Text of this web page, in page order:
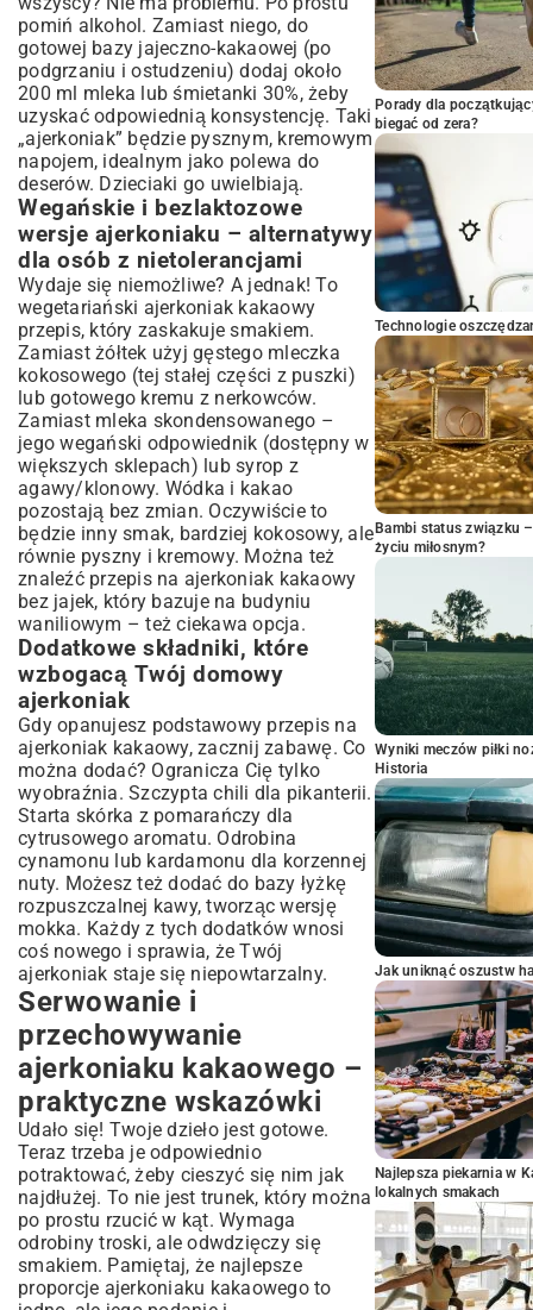
pomiń alkohol. Zamiast niego, do
gotowej bazy jajeczno-kakaowej (po
podgrzaniu i ostudzeniu) dodaj około
200 ml mleka lub śmietanki 30%, żeby
uzyskać odpowiednią konsystencję. Taki
„ajerkoniak” będzie pysznym, kremowym
napojem, idealnym jako polewa do
deserów. Dzieciaki go uwielbiają.
Wegańskie i bezlaktozowe
wersje ajerkoniaku – alternatywy
dla osób z nietolerancjami
Wydaje się niemożliwe? A jednak! To
wegetariański ajerkoniak kakaowy
przepis, który zaskakuje smakiem.
Zamiast żółtek użyj gęstego mleczka
kokosowego (tej stałej części z puszki)
lub gotowego kremu z nerkowców.
Zamiast mleka skondensowanego –
jego wegański odpowiednik (dostępny w
większych sklepach) lub syrop z
agawy/klonowy. Wódka i kakao
pozostają bez zmian. Oczywiście to
będzie inny smak, bardziej kokosowy, ale
równie pyszny i kremowy. Można też
znaleźć przepis na ajerkoniak kakaowy
bez jajek, który bazuje na budyniu
waniliowym – też ciekawa opcja.
Dodatkowe składniki, które
wzbogacą Twój domowy
ajerkoniak
Gdy opanujesz podstawowy przepis na
ajerkoniak kakaowy, zacznij zabawę. Co
można dodać? Ogranicza Cię tylko
wyobraźnia. Szczypta chili dla pikanterii.
Starta skórka z pomarańczy dla
cytrusowego aromatu. Odrobina
cynamonu lub kardamonu dla korzennej
nuty. Możesz też dodać do bazy łyżkę
rozpuszczalnej kawy, tworząc wersję
mokka. Każdy z tych dodatków wnosi
coś nowego i sprawia, że Twój
ajerkoniak staje się niepowtarzalny.
Serwowanie i
przechowywanie
ajerkoniaku kakaowego –
praktyczne wskazówki
Udało się! Twoje dzieło jest gotowe.
Teraz trzeba je odpowiednio
potraktować, żeby cieszyć się nim jak
najdłużej. To nie jest trunek, który można
po prostu rzucić w kąt. Wymaga
odrobiny troski, ale odwdzięczy się
smakiem. Pamiętaj, że najlepsze
proporcje ajerkoniaku kakaowego to
Porady dla
biegać od zera?
Technologie
Bambi status związku
życiu miłosnym?
Wyniki meczów piłki
Historia
Jak uniknąć oszustw
Najlepsza piekarnia w
lokalnych smakach